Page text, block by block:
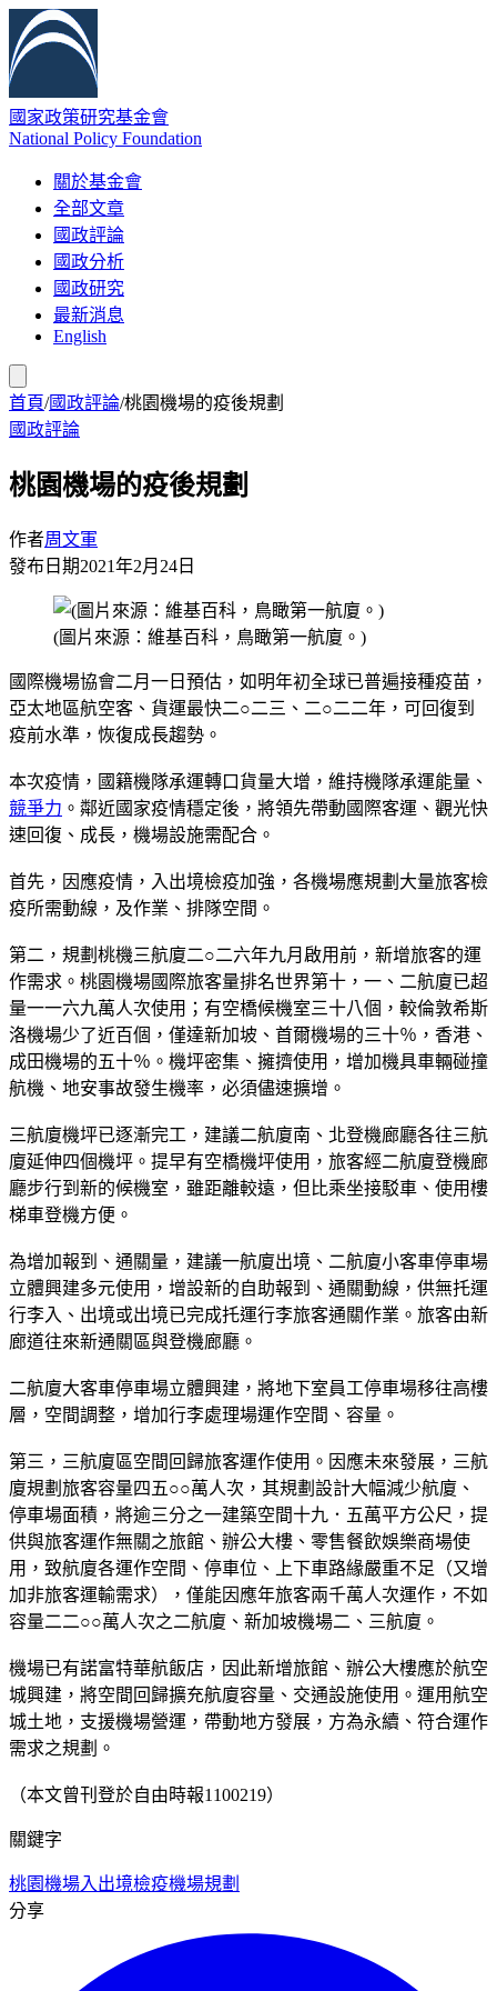
國家政策研究基金會
National Policy Foundation
關於基金會
全部文章
國政評論
國政分析
國政研究
最新消息
English
首頁/國政評論/桃園機場的疫後規劃
國政評論
桃園機場的疫後規劃
作者周文軍
發布日期2021年2月24日
(圖片來源：維基百科，鳥瞰第一航廈。)
國際機場協會二月一日預估，如明年初全球已普遍接種疫苗，
亞太地區航空客、貨運最快二○二三、二○二二年，可回復到
疫前水準，恢復成長趨勢。
本次疫情，國籍機隊承運轉口貨量大增，維持機隊承運能量、
競爭力 。鄰近國家疫情穩定後，將領先帶動國際客運、觀光快
速回復、成長，機場設施需配合。
首先，因應疫情，入出境檢疫加強，各機場應規劃大量旅客檢
疫所需動線，及作業、排隊空間。
第二，規劃桃機三航廈二○二六年九月啟用前，新增旅客的運
作需求。桃園機場國際旅客量排名世界第十，一、二航廈已超
量一一六九萬人次使用；有空橋候機室三十八個，較倫敦希斯
洛機場少了近百個，僅達新加坡、首爾機場的三十％，香港、
成田機場的五十％。機坪密集、擁擠使用，增加機具車輛碰撞
航機、地安事故發生機率，必須儘速擴增。
三航廈機坪已逐漸完工，建議二航廈南、北登機廊廳各往三航
廈延伸四個機坪。提早有空橋機坪使用，旅客經二航廈登機廊
廳步行到新的候機室，雖距離較遠，但比乘坐接駁車、使用樓
梯車登機方便。
為增加報到、通關量，建議一航廈出境、二航廈小客車停車場
立體興建多元使用，增設新的自助報到、通關動線，供無托運
行李入、出境或出境已完成托運行李旅客通關作業。旅客由新
廊道往來新通關區與登機廊廳。
二航廈大客車停車場立體興建，將地下室員工停車場移往高樓
層，空間調整，增加行李處理場運作空間、容量。
第三，三航廈區空間回歸旅客運作使用。因應未來發展，三航
廈規劃旅客容量四五○○萬人次，其規劃設計大幅減少航廈、
停車場面積，將逾三分之一建築空間十九．五萬平方公尺，提
供與旅客運作無關之旅館、辦公大樓、零售餐飲娛樂商場使
用，致航廈各運作空間、停車位、上下車路緣嚴重不足（又增
加非旅客運輸需求），僅能因應年旅客兩千萬人次運作，不如
容量二二○○萬人次之二航廈、新加坡機場二、三航廈。
機場已有諾富特華航飯店，因此新增旅館、辦公大樓應於航空
城興建，將空間回歸擴充航廈容量、交通設施使用。運用航空
城土地，支援機場營運，帶動地方發展，方為永續、符合運作
需求之規劃。
（本文曾刊登於自由時報1100219）
關鍵字
桃園機場入出境檢疫機場規劃
分享